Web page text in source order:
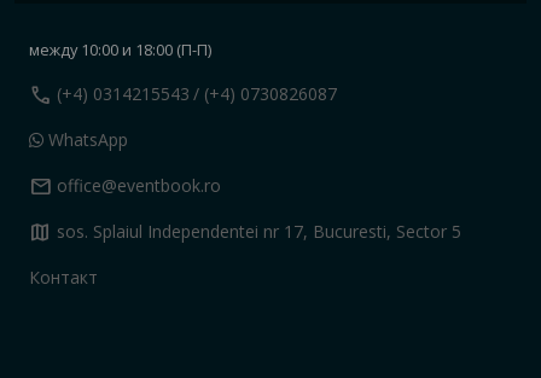
между 10:00 и 18:00 (П-П)
call (+4) 0314215543 / (+4) 0730826087
WhatsApp
mail office@eventbook.ro
map sos. Splaiul Independentei nr 17, Bucuresti, Sector 5
Контакт